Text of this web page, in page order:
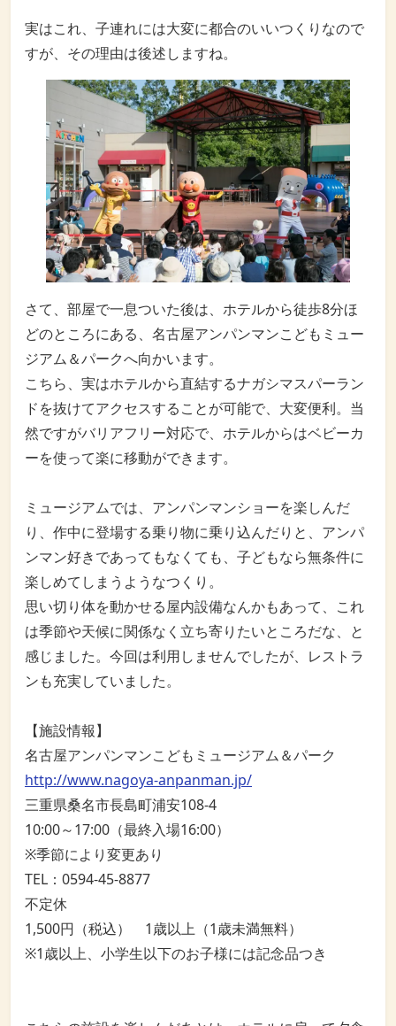
実はこれ、子連れには大変に都合のいいつくりなので
すが、その理由は後述しますね。
さて、部屋で一息ついた後は、ホテルから徒歩8分ほ
どのところにある、名古屋アンパンマンこどもミュー
ジアム＆パークへ向かいます。
こちら、実はホテルから直結するナガシマスパーラン
ドを抜けてアクセスすることが可能で、大変便利。当
然ですがバリアフリー対応で、ホテルからはベビーカ
ーを使って楽に移動ができます。
ミュージアムでは、アンパンマンショーを楽しんだ
り、作中に登場する乗り物に乗り込んだりと、アンパ
ンマン好きであってもなくても、子どもなら無条件に
楽しめてしまうようなつくり。
思い切り体を動かせる屋内設備なんかもあって、これ
は季節や天候に関係なく立ち寄りたいところだな、と
感じました。今回は利用しませんでしたが、レストラ
ンも充実していました。
【施設情報】
名古屋アンパンマンこどもミュージアム＆パーク
http://www.nagoya-anpanman.jp/
三重県桑名市長島町浦安108-4
10:00～17:00（最終入場16:00）
※季節により変更あり
TEL：0594-45-8877
不定休
1,500円（税込） 1歳以上（1歳未満無料）
※1歳以上、小学生以下のお子様には記念品つき